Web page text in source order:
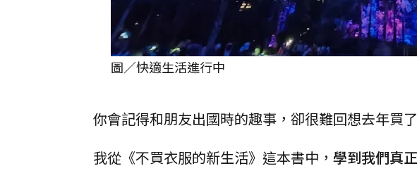
圖／快適生活進行中
你會記得和朋友出國時的趣事，卻很難回想去年買
我從《不買衣服的新生活》這本書中， 學到我們真